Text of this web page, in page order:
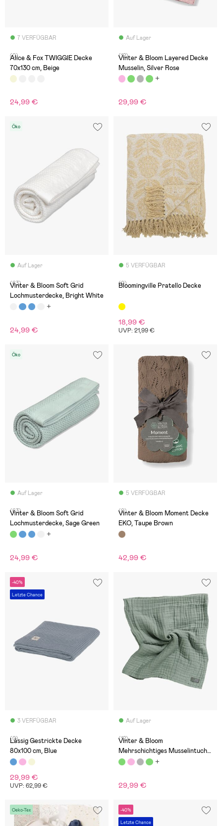
7 VERFÜGBAR
(0)
Alice & Fox TWIGGIE Decke
70x130 cm, Beige
24,99 €
Auf Lager
(12)
Vinter & Bloom Layered Decke
Musselin, Silver Rose
29,99 €
Öko
Auf Lager
(63)
Vinter & Bloom Soft Grid
Lochmusterdecke, Bright White
24,99 €
5 VERFÜGBAR
(0)
Bloomingville Pratello Decke
18,99 €
UVP: 21,99 €
Öko
Auf Lager
(63)
Vinter & Bloom Soft Grid
Lochmusterdecke, Sage Green
24,99 €
5 VERFÜGBAR
(0)
Vinter & Bloom Moment Decke
EKO, Taupe Brown
42,99 €
-40%
Letzte Chance
3 VERFÜGBAR
(0)
Lässig Gestrickte Decke
80x100 cm, Blue
29,99 €
UVP: 62,99 €
Auf Lager
(12)
Vinter & Bloom
Mehrschichtiges Musselintuch,
Jade Green
29,99 €
Oeko-Tex -40%
Letzte Chance